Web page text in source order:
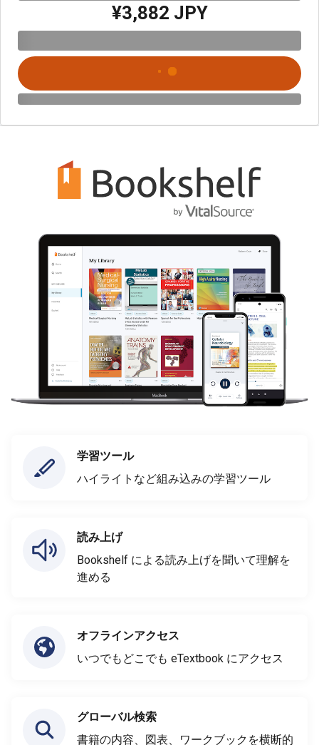
¥3,882 JPY
学習ツール
ハイライトなど組み込みの学習ツール
読み上げ
Bookshelf による読み上げを聞いて理解を
進める
オフラインアクセス
いつでもどこでも eTextbook にアクセス
グローバル検索
書籍の内容、図表、ワークブックを横断的